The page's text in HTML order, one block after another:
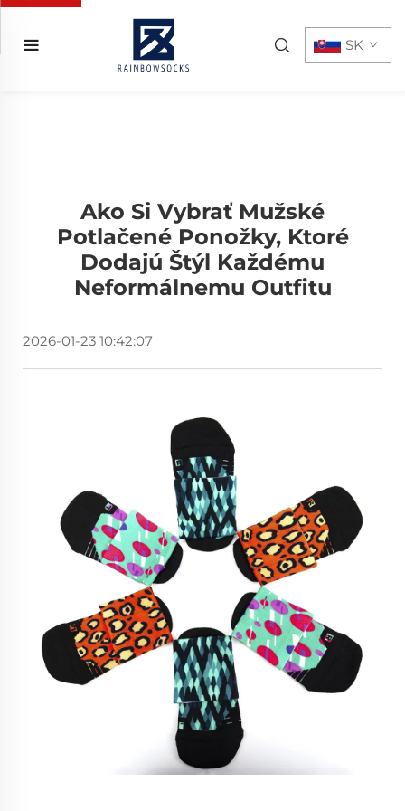
SK
Ako Si Vybrať Mužské
Potlačené Ponožky, Ktoré
Dodajú Štýl Každému
Neformálnemu Outfitu
2026-01-23 10:42:07